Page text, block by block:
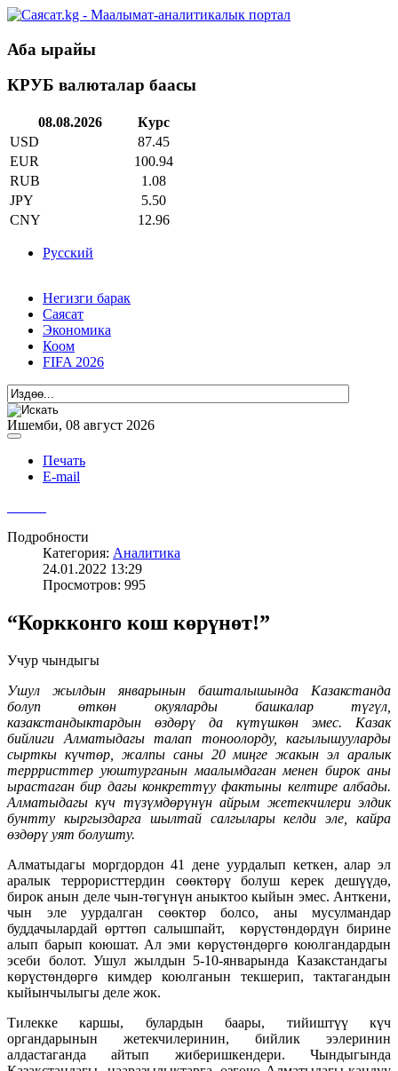
Аба ырайы
КРУБ валюталар баасы
08.08.2026
Курс
USD
87.45
EUR
100.94
RUB
1.08
JPY
5.50
CNY
12.96
Русский
Негизги барак
Саясат
Экономика
Коом
FIFA 2026
Ишемби, 08 август 2026
Печать
E-mail
Подробности
Категория: Аналитика
24.01.2022 13:29
Просмотров: 995
“Коркконго кош көрүнөт!”
Учур чындыгы
Ушул жылдын январынын башталышында Казакстанда
болуп өткөн окуяларды башкалар түгүл,
казакстандыктардын өздөрү да күтүшкөн эмес. Казак
бийлиги Алматыдагы талап тоноолорду, кагылышууларды
сырткы күчтөр, жалпы саны 20 миңге жакын эл аралык
террристтер уюштурганын маалымдаган менен бирок аны
ырастаган бир дагы конкреттүу фактыны келтире албады.
Алматыдагы күч түзүмдөрүнүн айрым жетекчилери элдик
бунтту кыргыздарга шылтай салгылары келди эле, кайра
өздөрү уят болушту.
Алматыдагы моргдордон 41 дене уурдалып кеткен, алар эл
аралык террористтердин сөөктөрү болуш керек дешүүдө,
бирок анын деле чын-төгүнүн аныктоо кыйын эмес. Анткени,
чын эле уурдалган сөөктөр болсо, аны мусулмандар
буддачылардай өрттөп салышпайт, көрүстөндөрдүн бирине
алып барып коюшат. Ал эми көрүстөндөргө коюлгандардын
эсеби болот. Ушул жылдын 5-10-январында Казакстандагы
көрүстөндөргө кимдер коюлганын текшерип, тактагандын
кыйынчылыгы деле жок.
Тилекке каршы, булардын баары, тийиштүү күч
органдарынын жетекчилеринин, бийлик ээлеринин
алдастаганда айтып жиберишкендери. Чындыгында